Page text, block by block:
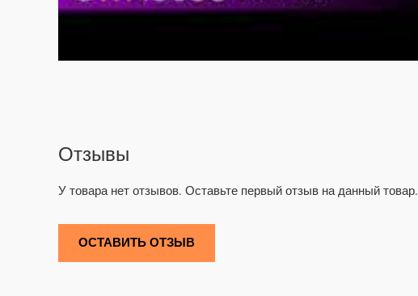
Отзывы
У товара нет отзывов. Оставьте первый отзыв на данный товар.
ОСТАВИТЬ ОТЗЫВ